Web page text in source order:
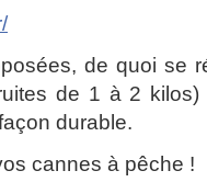
de quoi se
de 1 à 2 kilos)
durable.
cannes à pêche !